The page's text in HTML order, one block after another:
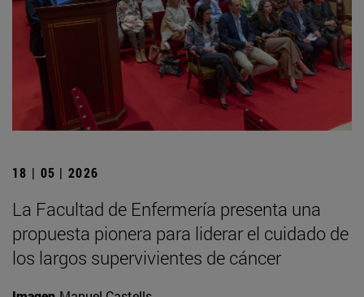
18 | 05 | 2026
La Facultad de Enfermería presenta una
propuesta pionera para liderar el cuidado de
los largos supervivientes de cáncer